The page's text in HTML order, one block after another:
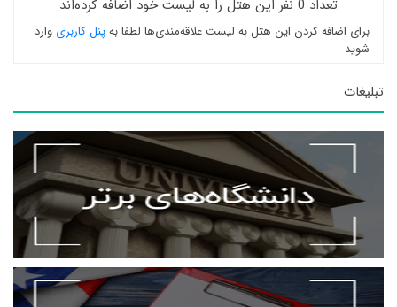
تعداد 0 نفر این هتل را به لیست خود اضافه کرده‌اند
برای اضافه کردن این هتل به لیست علاقه‌مندی‌ها لطفا بهپنل کاربری وارد
شوید
تبلیغات